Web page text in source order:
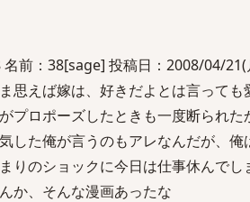
名前：38[sage] 投稿日：2008/04/21(
思えば嫁は、好きだよとは言っても
プロポーズしたときも一度断られ
した俺が言うのもアレなんだが、俺
りのショックに今日は仕事休んでし
か、そんな漫画あったな